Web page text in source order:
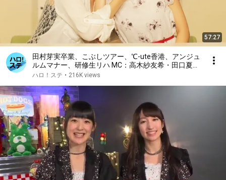
57:27
田村芽実卒業、こぶしツアー、℃-ute香港、アンジュ
ルムマナー、研修生リハ MC：高木紗友希・田口夏実
【ハロ！ステ#171】
ハロ！ステ • 216K views